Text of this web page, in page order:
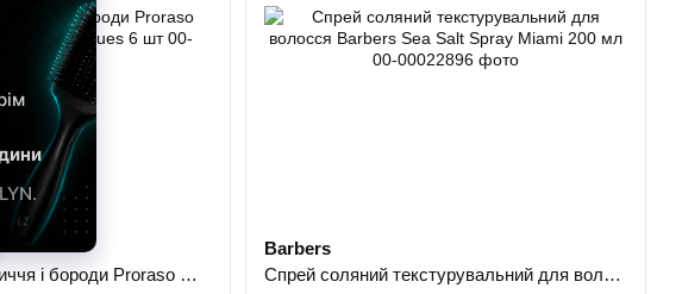
Серветки для обличчя і бороди Proraso Wood & Spice Refreshing Tissues 6 шт
Barbers
Спрей соляний текстурувальний для волосся Barbers Sea Salt Spray Miami 200 мл